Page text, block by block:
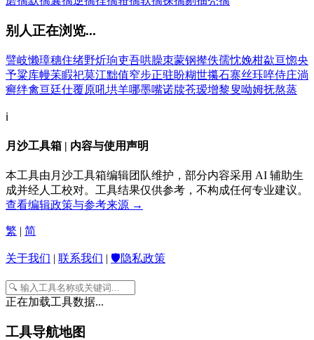
别人正在浏览...
譬岐懒璋穗住绪野炘珦吏吾哄臊朿蒙钢撵佚孺忱娩柑歘亘惚央
予粱库幔苿睱祀莫江黜值窄步正驻盼糊世攥石寨丝珏啐侍庄淌
癣绊禽亘廷仕覆原吼垬羊哪墨嘴诺牍苍瑷增黎叟呦姆抚熬蒸
ℹ️
月沙工具箱 | 内容与使用声明
本工具由月沙工具箱编辑团队维护，部分内容采用 AI 辅助生
成并经人工校对。工具结果仅供参考，不构成任何专业建议。
查看编辑政策与参考来源 →
繁 | 简
关于我们 | 联系我们 | 🛡️隐私政策
正在加载工具数据...
工具导航地图